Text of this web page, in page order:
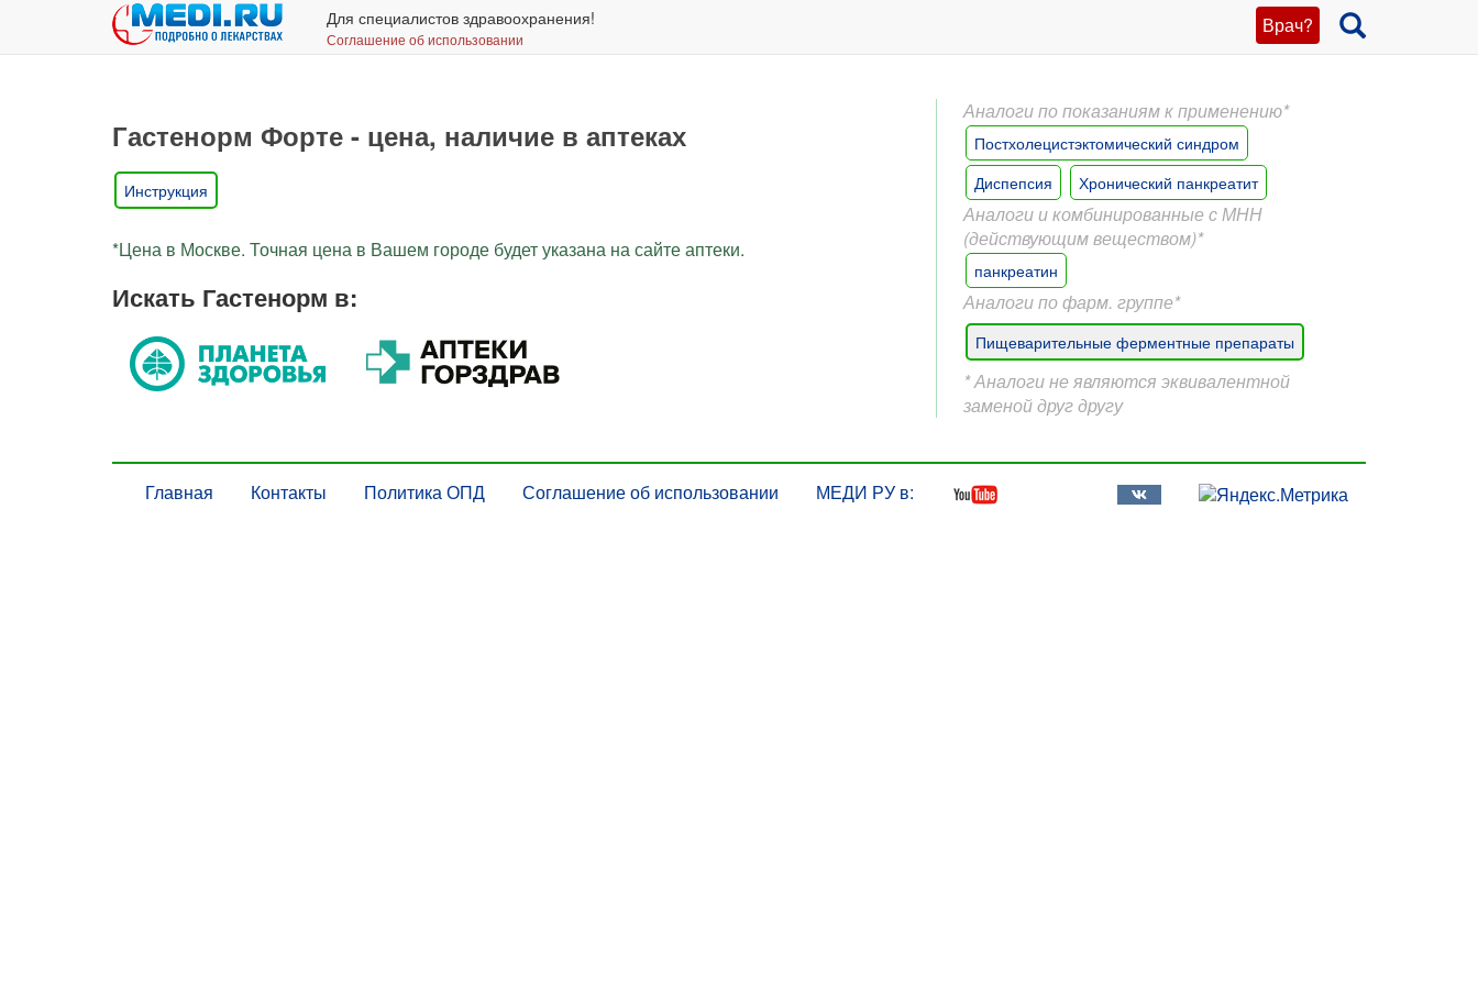
Врач?
Для специалистов здравоохранения!
Соглашение об использовании
Гастенорм Форте - цена, наличие в аптеках
Инструкция
*Цена в Москве. Точная цена в Вашем городе будет указана на сайте аптеки.
Искать Гастенорм в:
Аналоги по показаниям к применению*
Постхолецистэктомический синдром
Диспепсия
Хронический панкреатит
Аналоги и комбинированные с МНН
(действующим веществом)*
панкреатин
Аналоги по фарм. группе*
Пищеварительные ферментные препараты
* Аналоги не являются эквивалентной
заменой друг другу
Главная Контакты Политика ОПД Соглашение об использовании МЕДИ РУ в: